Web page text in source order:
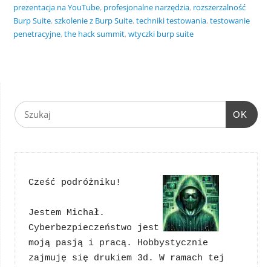
prezentacja na YouTube, profesjonalne narzędzia, rozszerzalność
Burp Suite,szkolenie z Burp Suite,techniki testowania,testowanie
penetracyjne,the hack summit,wtyczki burp suite
OK
Cześć podróżniku!
Jestem Michał.
Cyberbezpieczeństwo jest
moją pasją i pracą. Hobbystycznie
zajmuję się drukiem 3d. W ramach tej